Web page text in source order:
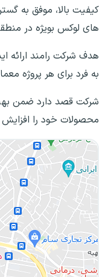
کیفیت بالا، موفق به
­های لوکس بویژه در
هدف شرکت رامند ارائه
به فرد برای هر پروژه
شرکت قصد دارد ضمن
محصولات خود را